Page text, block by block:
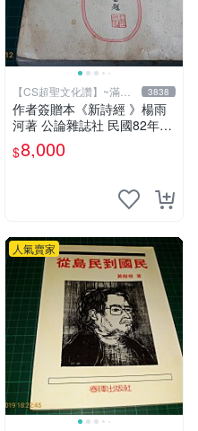
【CS超聖文化讚】~滿千
元送運
3838
作者簽贈本《新詩經 》楊雨
河著 公論雜誌社 民國82年初
版 書有泛黃 內有作者合照
【CS 超聖文化讚】
$8,000
人氣賣家